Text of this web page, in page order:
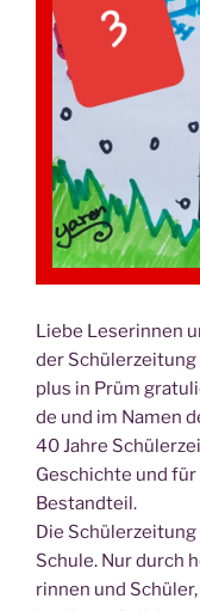
che­
rin
Michae­
ner
im
IGEL-
Inter­
view“
Lie­be Lese­rin­nen
der Schü­ler­zei­tung
plus in Prüm
de und im Namen
40 Jah­re
Geschich­te und
Bestand­teil.
Die
Schu­le. Nur durch
rin­nen und